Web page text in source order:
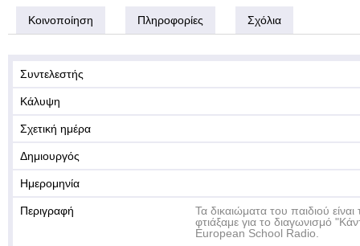
Κοινοποίηση Πληροφορίες Σχόλια
Συντελεστής
Κάλυψη
Σχετική ημέρα
Δημιουργός
Ημερομηνία
Περιγραφή
Τα δικαιώματα του παιδιού
φτιάξαμε για το διαγωνισμό
European School Radio.